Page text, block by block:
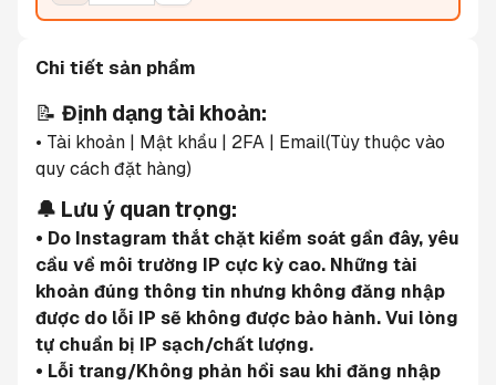
Chi tiết sản phẩm
📝 Định dạng tài khoản:
• Tài khoản | Mật khẩu | 2FA | Email(Tùy thuộc vào
quy cách đặt hàng)
🔔 Lưu ý quan trọng:
• Do Instagram thắt chặt kiểm soát gần đây, yêu
cầu về môi trường IP cực kỳ cao. Những tài
khoản đúng thông tin nhưng không đăng nhập
được do lỗi IP sẽ không được bảo hành. Vui lòng
tự chuẩn bị IP sạch/chất lượng.
• Lỗi trang/Không phản hồi sau khi đăng nhập